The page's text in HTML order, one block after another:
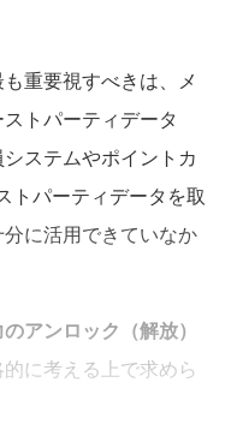
重要視すべきは、メ
トパーティデータ
ステムやポイントカ
トパーティデータを取
に活用できていなか
アンロック（解放）
に考える上で求めら